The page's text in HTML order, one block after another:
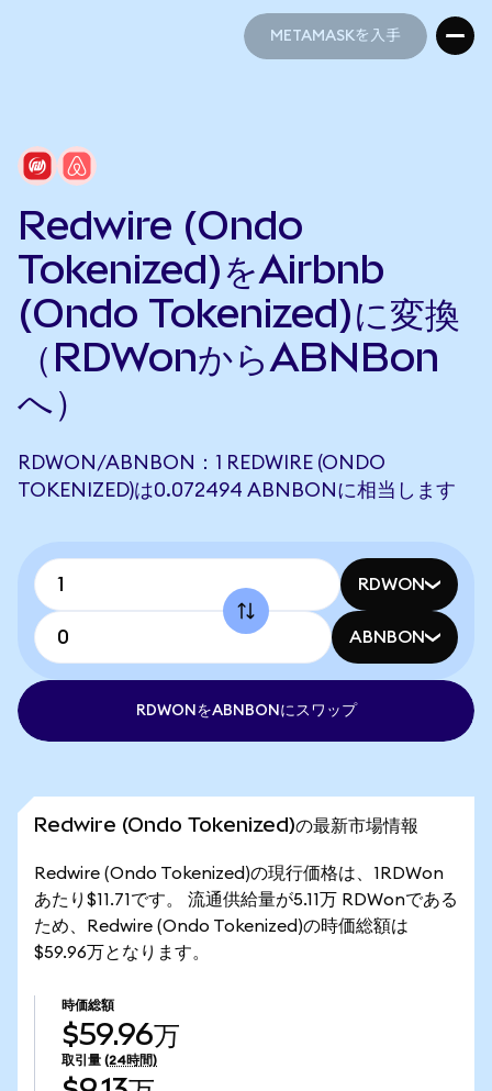
METAMASKを入手
Redwire (Ondo
Tokenized)をAirbnb
(Ondo Tokenized)に変換
（RDWonからABNBon
へ）
RDWON/ABNBON：1 REDWIRE (ONDO
TOKENIZED)は0.072494 ABNBONに相当します
RDWON
ABNBON
RDWONをABNBONにスワップ
Redwire (Ondo Tokenized)の最新市場情報
Redwire (Ondo Tokenized)の現行価格は、1RDWon
あたり$11.71です。 流通供給量が5.11万 RDWonである
ため、Redwire (Ondo Tokenized)の時価総額は
$59.96万となります。
時価総額
$59.96万
取引量 (24時間)